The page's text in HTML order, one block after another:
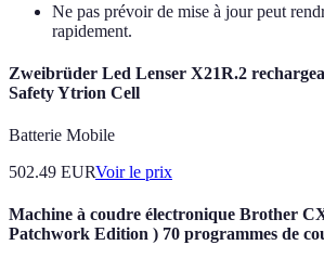
Ne pas prévoir de mise à jour peut
rapidement.
Zweibrüder Led Lenser X21R.2
Safety Ytrion Cell
Batterie Mobile
502.49 EURVoir le prix
Machine à coudre électronique Brother
Patchwork Edition ) 70 programmes de